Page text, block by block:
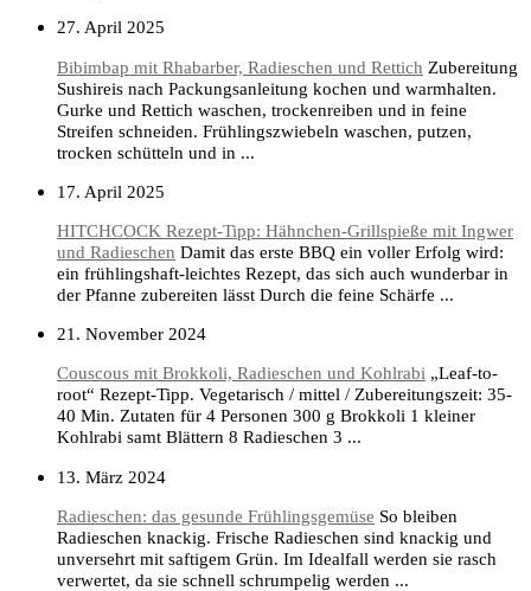
27. April 2025
Bibimbap mit Rhabarber, Radieschen und Rettich Zubereitung
Sushireis nach Packungsanleitung kochen und warmhalten.
Gurke und Rettich waschen, trockenreiben und in feine
Streifen schneiden. Frühlingszwiebeln waschen, putzen,
trocken schütteln und in ...
17. April 2025
HITCHCOCK Rezept-Tipp: Hähnchen-Grillspieße mit Ingwer
und Radieschen Damit das erste BBQ ein voller Erfolg wird:
ein frühlingshaft-leichtes Rezept, das sich auch wunderbar in
der Pfanne zubereiten lässt Durch die feine Schärfe ...
21. November 2024
Couscous mit Brokkoli, Radieschen und Kohlrabi „Leaf-to-
root“ Rezept-Tipp. Vegetarisch / mittel / Zubereitungszeit: 35-
40 Min. Zutaten für 4 Personen 300 g Brokkoli 1 kleiner
Kohlrabi samt Blättern 8 Radieschen 3 ...
13. März 2024
Radieschen: das gesunde Frühlingsgemüse So bleiben
Radieschen knackig. Frische Radieschen sind knackig und
unversehrt mit saftigem Grün. Im Idealfall werden sie rasch
verwertet, da sie schnell schrumpelig werden ...